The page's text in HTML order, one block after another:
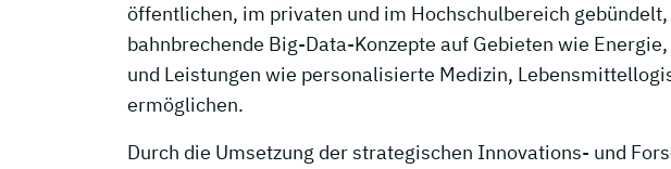
öffentlichen, im privaten und im Hochschulbereich
bahnbrechende Big-Data-Konzepte auf Gebieten wie
und Leistungen wie personalisierte Medizin,
ermöglichen.
Durch die Umsetzung der strategischen Innovations- und